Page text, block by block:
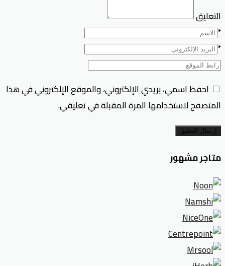
التعليق
*
*
احفظ اسمي، بريدي الإلكتروني، والموقع الإلكتروني في هذا
المتصفح لاستخدامها المرة المقبلة في تعليقي.
إرسال التعليق
متاجر مشهور